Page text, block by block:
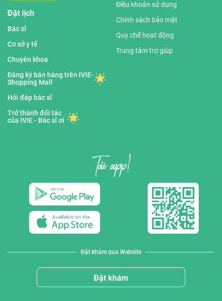
Đặt lịch
Bác sĩ
Cơ sở y tế
Chuyên khoa
Đăng ký bán hàng trên IVIE-
Shopping Mall
Hỏi đáp bác sĩ
Trở thành đối tác
của IVIE - Bác sĩ ơi
Điều khoản sử dụng
Chính sách bảo mật
Quy chế hoạt động
Trung tâm trợ giúp
Đặt khám qua Website
Đặt khám